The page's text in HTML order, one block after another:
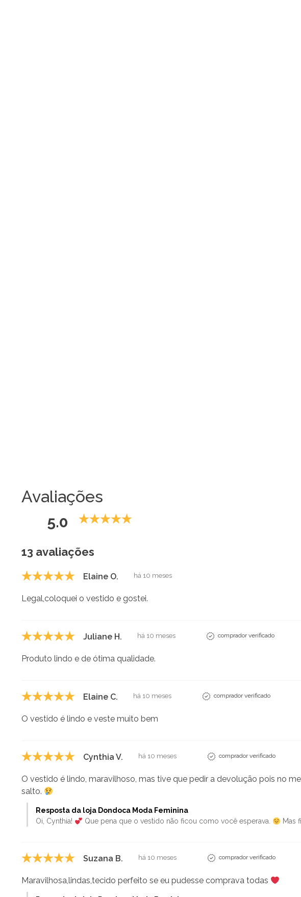
Avaliações
5.0
13 avaliações
Elaine O. há 10 meses
Legal,coloquei o vestido e gostei.
Juliane H. há 10 meses comprador verificado
Produto lindo e de ótima qualidade.
Elaine C. há 10 meses comprador verificado
O vestido é lindo e veste muito bem
Cynthia V. há 10 meses comprador verificado
O vestido é lindo, maravilhoso, mas tive que pedir a devolução pois no
salto.
Resposta da loja Dondoca Moda Feminina
Oi, Cynthia!
Que pena que o vestido não ficou como você esperava. Mas
Suzana B. há 10 meses comprador verificado
Maravilhosa,lindas,tecido perfeito se eu pudesse comprava todas